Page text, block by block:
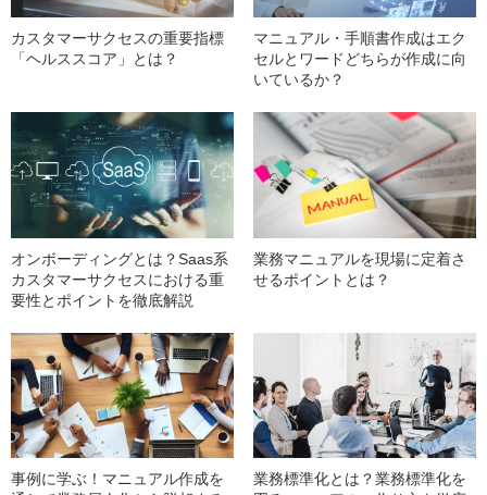
カスタマーサクセスの重要指標
「ヘルススコア」とは？
マニュアル・手順書作成はエク
セルとワードどちらが作成に向
いているか？
オンボーディングとは？Saas系
カスタマーサクセスにおける重
要性とポイントを徹底解説
業務マニュアルを現場に定着さ
せるポイントとは？
事例に学ぶ！マニュアル作成を
業務標準化とは？業務標準化を